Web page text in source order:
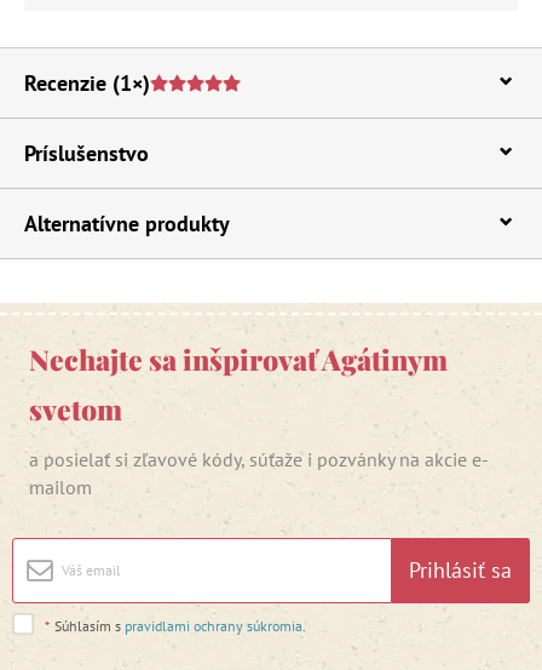
Recenzie (1×)
Príslušenstvo
Alternatívne produkty
Nechajte sa inšpirovať Agátinym
svetom
a posielať si zľavové kódy, súťaže i pozvánky na akcie e-
mailom
Prihlásiť sa
* Súhlasím s pravidlami ochrany súkromia